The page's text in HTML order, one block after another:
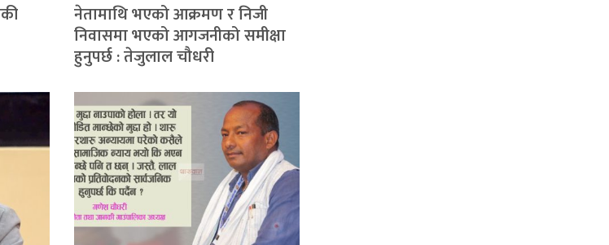
नेतामाथि भएको आक्रमण र निजी
निवासमा भएको आगजनीको समीक्षा
हुनुपर्छ : तेजुलाल चौधरी